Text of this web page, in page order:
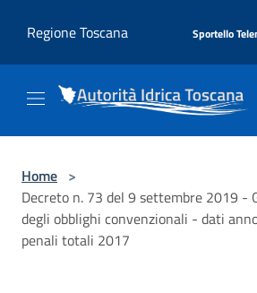
Regione Toscana
Sportello
Home >
Decreto n. 73 del 9 settembre 2019 -
degli obblighi convenzionali - dati
penali totali 2017